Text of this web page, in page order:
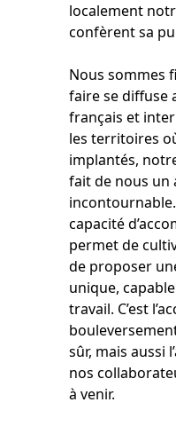
localement
confèrent sa
Nous sommes
faire se
français et
les territoires
implantés,
fait de nous un
capacité
permet de
de proposer
unique,
travail. C’est
sûr, mais aussi
nos
à venir.